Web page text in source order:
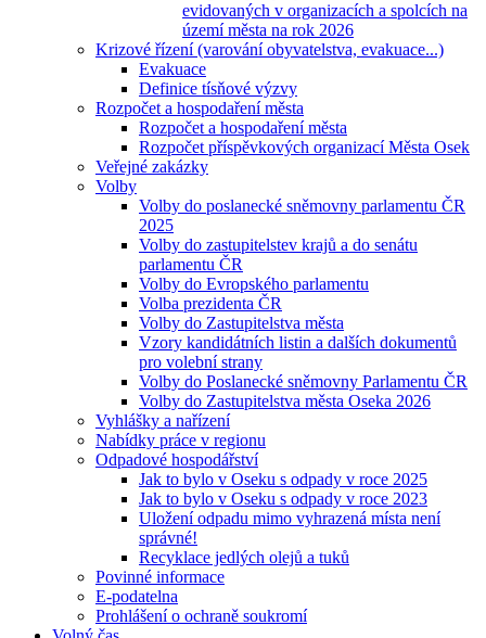
evidovaných v organizacích a spolcích na
území města na rok 2026
Krizové řízení (varování obyvatelstva, evakuace...)
Evakuace
Definice tísňové výzvy
Rozpočet a hospodaření města
Rozpočet a hospodaření města
Rozpočet příspěvkových organizací Města Osek
Veřejné zakázky
Volby
Volby do poslanecké sněmovny parlamentu ČR
2025
Volby do zastupitelstev krajů a do senátu
parlamentu ČR
Volby do Evropského parlamentu
Volba prezidenta ČR
Volby do Zastupitelstva města
Vzory kandidátních listin a dalších dokumentů
pro volební strany
Volby do Poslanecké sněmovny Parlamentu ČR
Volby do Zastupitelstva města Oseka 2026
Vyhlášky a nařízení
Nabídky práce v regionu
Odpadové hospodářství
Jak to bylo v Oseku s odpady v roce 2025
Jak to bylo v Oseku s odpady v roce 2023
Uložení odpadu mimo vyhrazená místa není
správné!
Recyklace jedlých olejů a tuků
Povinné informace
E-podatelna
Prohlášení o ochraně soukromí